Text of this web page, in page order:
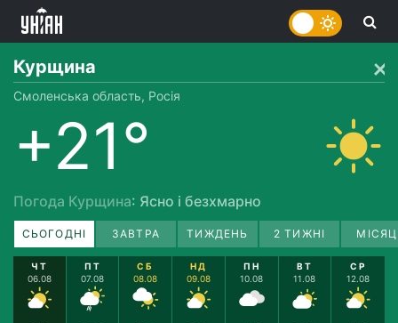
Курщина
Смоленська область, Росія
+21°
Погода Курщина: Ясно і безхмарно
СЬОГОДНІ ЗАВТРА ТИЖДЕНЬ 2 ТИЖНІ
ЧТ
06.08
ПТ
07.08
СБ
08.08
НД
09.08
ПН
10.08
ВТ
11.08
СР
12.08